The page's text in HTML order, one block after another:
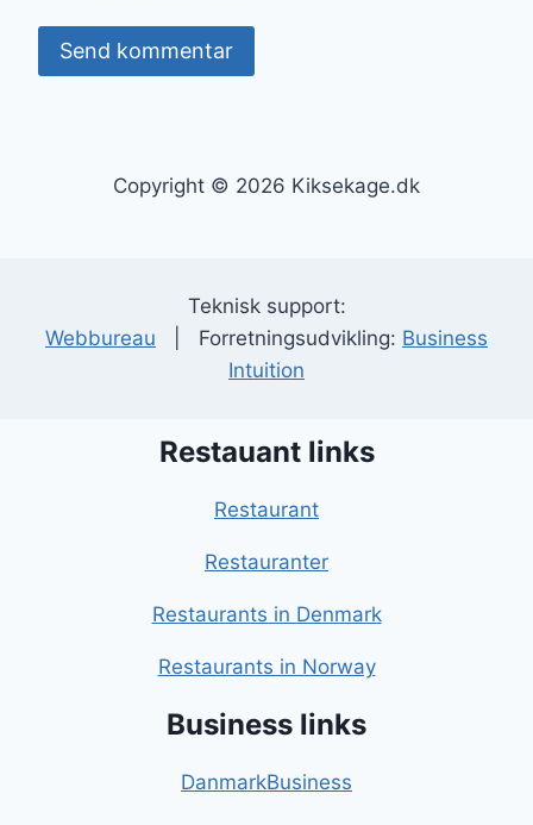
Copyright © 2026 Kiksekage.dk
Teknisk support:
Webbureau | Forretningsudvikling: Business
Intuition
Restauant links
Restaurant
Restauranter
Restaurants in Denmark
Restaurants in Norway
Business links
DanmarkBusiness